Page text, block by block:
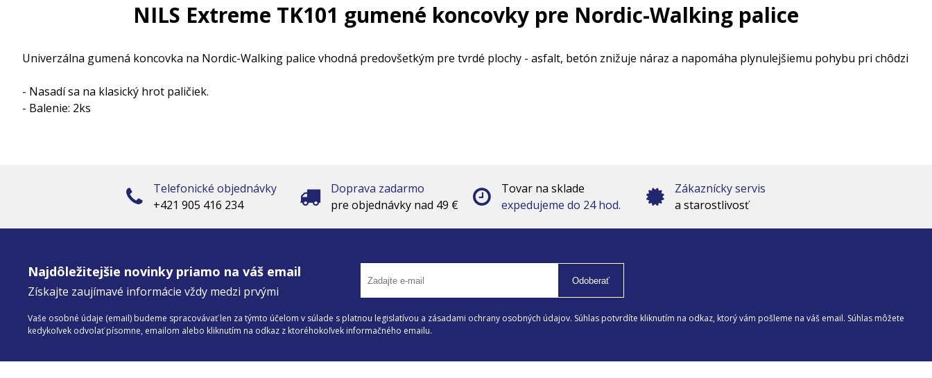
NILS Extreme TK101 gumené koncovky pre Nordic-Walking palice
Univerzálna gumená koncovka na Nordic-Walking palice vhodná predovšetkým pre tvrdé plochy - asfalt, betón znižuje náraz a napomáha plynulejšiemu pohybu pri chôdzi
- Nasadí sa na klasický hrot paličiek.
- Balenie: 2ks
Telefonické objednávky
+421 905 416 234
Doprava zadarmo
pre objednávky nad 49 €
Tovar na sklade
expedujeme do 24 hod.
Zákaznícky servis
a starostlivosť
Najdôležitejšie novinky priamo na váš email
Získajte zaujímavé informácie vždy medzi prvými
Odoberať
Vaše osobné údaje (email) budeme spracovávať len za týmto účelom v súlade s platnou legislatívou a zásadami ochrany osobných údajov. Súhlas potvrdíte kliknutím na odkaz, ktorý vám pošleme na váš email. Súhlas môžete
kedykoľvek odvolať písomne, emailom alebo kliknutím na odkaz z ktoréhokoľvek informačného emailu.